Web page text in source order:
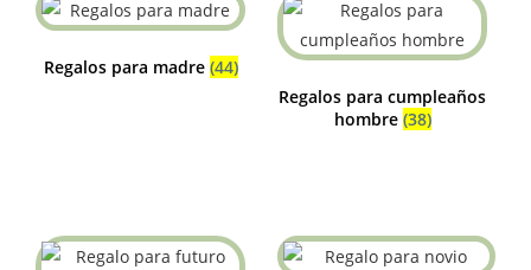
Regalos para madre (44)
Regalos para cumpleaños
hombre (38)